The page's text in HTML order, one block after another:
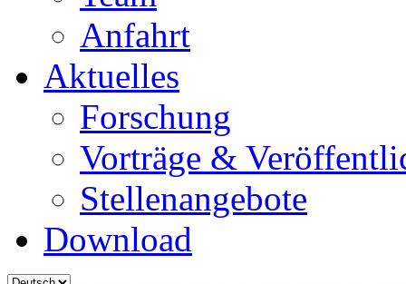
Anfahrt
Aktuelles
Forschung
Vorträge &
Stellenangebote
Download